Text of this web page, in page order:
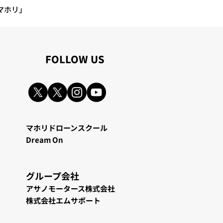
月度：交通事故０件（内
リ」
​FOLLOW US
マホリドローンスクール
Dream On
グループ会社
アサノモータース株式会社
株式会社エムサポート